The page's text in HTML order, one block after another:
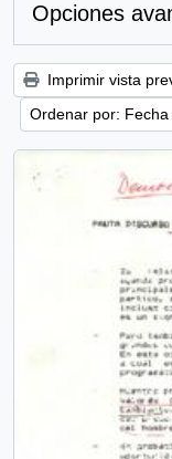
Opciones
Imprimir vista
Ordenar por: Fecha